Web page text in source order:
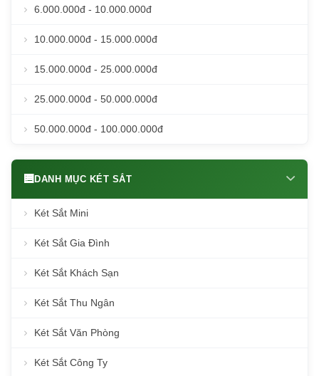
6.000.000đ - 10.000.000đ
10.000.000đ - 15.000.000đ
15.000.000đ - 25.000.000đ
25.000.000đ - 50.000.000đ
50.000.000đ - 100.000.000đ
DANH MỤC KÉT SẮT
Két Sắt Mini
Két Sắt Gia Đình
Két Sắt Khách Sạn
Két Sắt Thu Ngân
Két Sắt Văn Phòng
Két Sắt Công Ty